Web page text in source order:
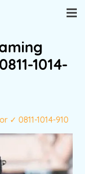
1014-
✓ 0811-1014-910